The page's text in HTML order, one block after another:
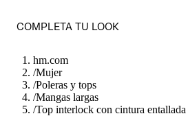
COMPLETA TU LOOK
hm.com
/Mujer
/Poleras y tops
/Mangas largas
/Top interlock con cintura entallada